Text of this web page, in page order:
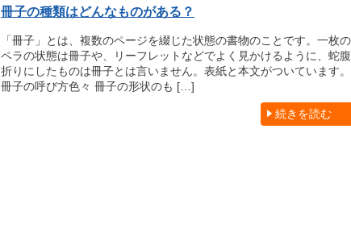
冊子の種類はどんなものがある？
「冊子」とは、複数のページを綴じた状態の書物のことです。一枚の
ペラの状態は冊子や、リーフレットなどでよく見かけるように、蛇腹
折りにしたものは冊子とは言いません。表紙と本文がついています。
冊子の呼び方色々 冊子の形状のも […]
続きを読む